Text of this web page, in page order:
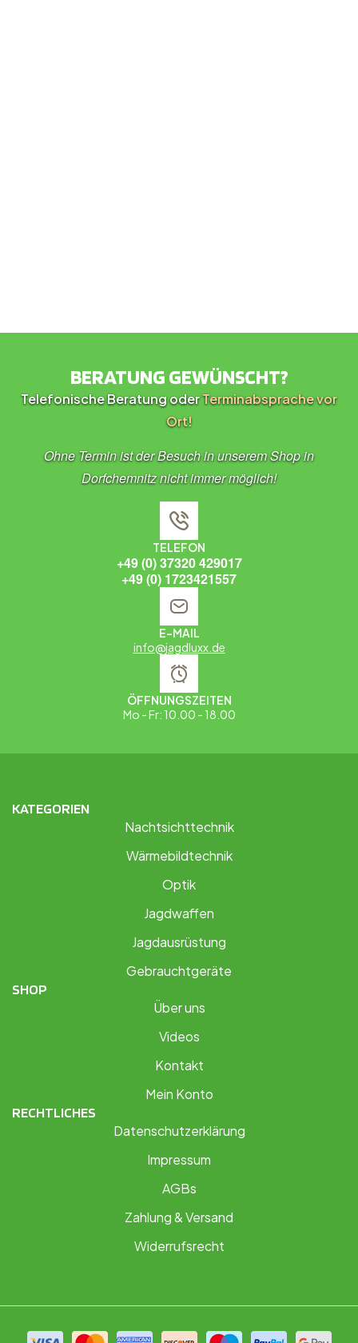
BERATUNG GEWÜNSCHT?
Telefonische Beratung oderTerminabsprache vor
Ort!
Ohne Termin ist der Besuch in unserem Shop in
Dorfchemnitz nicht immer möglich!
TELEFON
+49 (0) 37320 429017
+49 (0) 1723421557
E-MAIL
info@jagdluxx.de
ÖFFNUNGSZEITEN
Mo - Fr: 10.00 - 18.00
KATEGORIEN
Nachtsichttechnik
Wärmebildtechnik
Optik
Jagdwaffen
Jagdausrüstung
Gebrauchtgeräte
SHOP
Über uns
Videos
Kontakt
Mein Konto
RECHTLICHES
Datenschutzerklärung
Impressum
AGBs
Zahlung & Versand
Widerrufsrecht